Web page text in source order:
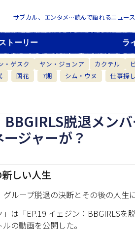
サブカル、エンタメ…読んで語れるニュー
トーリー ラ
・ゲスク ヤン・ジョンア カクテル
国花 7期 シム・ウヌ 仕事探し
BBGIRLS脱退メン
ジャーが？
しい人生
ループ脱退の決断とその後の人生
は「EP.19 イェジン：BBGIRLSを
の動画を公開した。